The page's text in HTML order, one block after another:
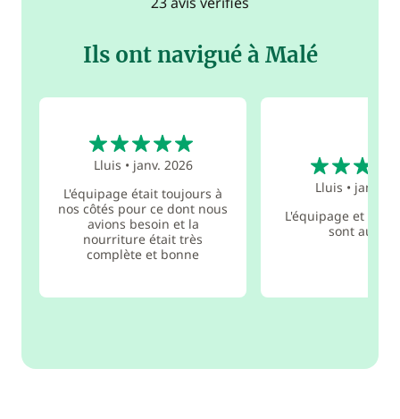
Ils ont navigué à Malé
Lluis • janv. 2026
L'équipage était toujours à
nos côtés pour ce dont nous
avions besoin et la
nourriture était très
complète et bonne
Lluis • janv.
L'équipage et la
sont au top.